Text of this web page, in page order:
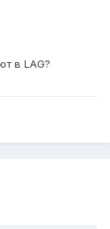
в LAG?